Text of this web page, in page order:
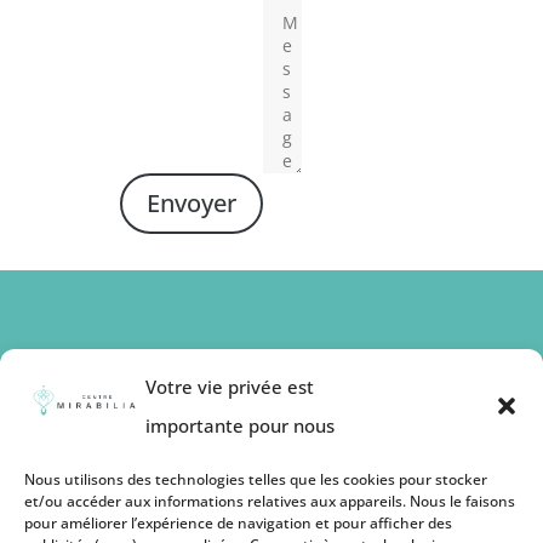
Votre vie privée est
importante pour nous
Nous utilisons des technologies telles que les cookies pour stocker
et/ou accéder aux informations relatives aux appareils. Nous le faisons
pour améliorer l’expérience de navigation et pour afficher des
Envoyer
Abonnez-vous à nos
publications
Soyez informé de nos promotions